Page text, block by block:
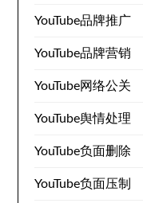
YouTube品牌推广
YouTube品牌营销
YouTube网络公关
YouTube舆情处理
YouTube负面删除
YouTube负面压制